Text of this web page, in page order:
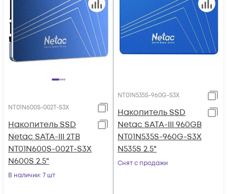
NT01N600S-002T-S3X
Накопитель SSD
Netac SATA-III 2TB
NT01N600S-002T-S3X
N600S 2.5"
В наличии: 7 шт
NT01N535S-960G-S3X
Накопитель SSD
Netac SATA-III 960GB
NT01N535S-960G-S3X
N535S 2.5"
Снят с продажи